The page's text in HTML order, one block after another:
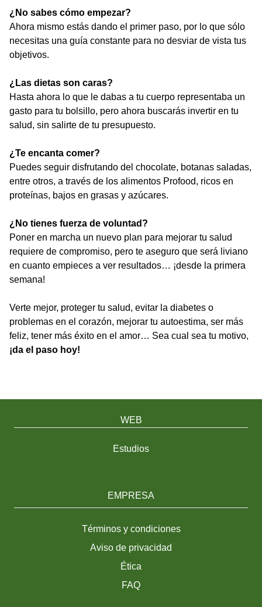
¿No sabes cómo empezar?
Ahora mismo estás dando el primer paso, por lo que sólo
necesitas una guía constante para no desviar de vista tus
objetivos.
¿Las dietas son caras?
Hasta ahora lo que le dabas a tu cuerpo representaba un
gasto para tu bolsillo, pero ahora buscarás invertir en tu
salud, sin salirte de tu presupuesto.
¿Te encanta comer?
Puedes seguir disfrutando del chocolate, botanas saladas,
entre otros, a través de los alimentos Profood, ricos en
proteínas, bajos en grasas y azúcares.
¿No tienes fuerza de voluntad?
Poner en marcha un nuevo plan para mejorar tu salud
requiere de compromiso, pero te aseguro que será liviano
en cuanto empieces a ver resultados… ¡desde la primera
semana!
Verte mejor, proteger tu salud, evitar la diabetes o
problemas en el corazón, mejorar tu autoestima, ser más
feliz, tener más éxito en el amor… Sea cual sea tu motivo,
¡da el paso hoy!
WEB
Estudios
EMPRESA
Términos y condiciones
Aviso de privacidad
Ética
FAQ